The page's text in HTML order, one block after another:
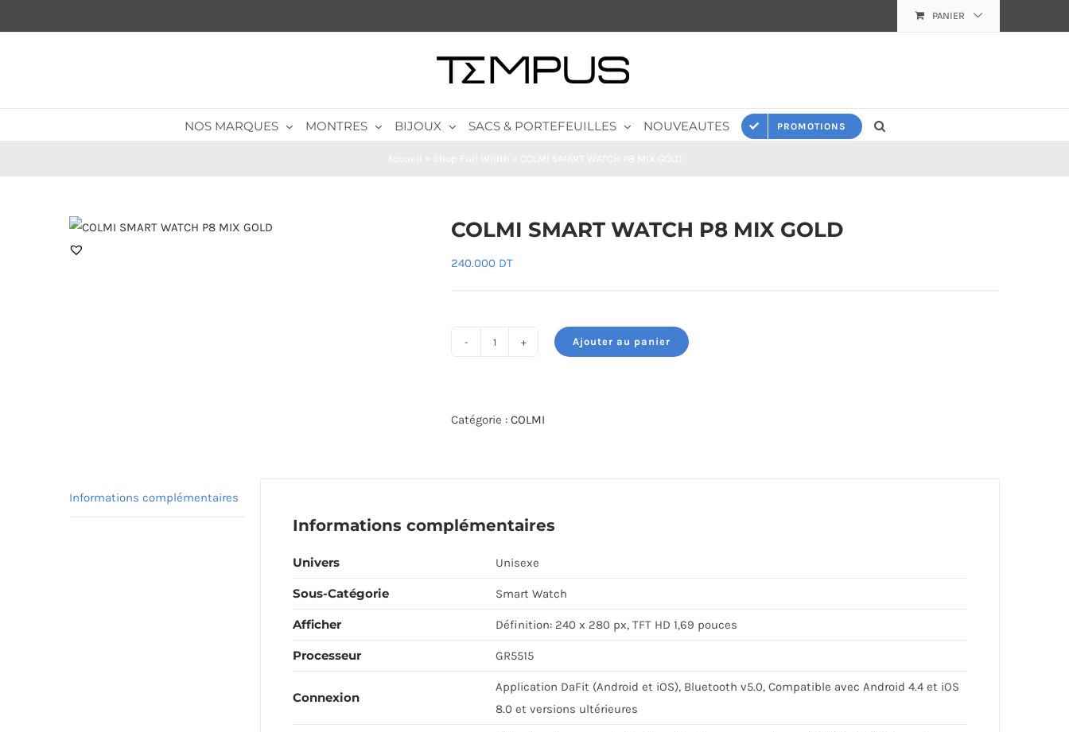
au
PANIER
NOS MARQUES MONTRES BIJOUX SACS & PORTEFEUILLES NOUVEAUTES PROMOTIONS
COLMI SMART WATCH P8 MIX GOLD
240.000 DT
SMART
Ajouter au panier
Catégorie : COLMI
Informations complémentaires
Informations complémentaires
Univers Unisexe
Sous-Catégorie Smart Watch
Afficher Définition: 240 x 280 px, TFT HD 1,69 pouces
Processeur GR5515
Connexion
Application DaFit (Android et iOS), Bluetooth v5.0, Compatible avec Android 4.4 et iOS
8.0 et versions ultérieures